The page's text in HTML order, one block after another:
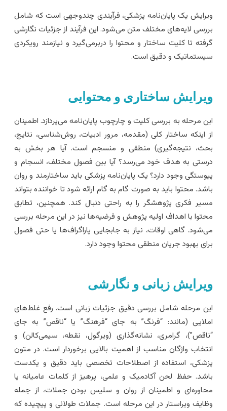
یک پایان‌نامه پزشکی، فرآیندی چندوجهی است که شامل
لایه‌های مختلف متن می‌شود. این فرآیند از جزئیات نگارشی
تا کلیت ساختار و محتوا را دربرمی‌گیرد و نیازمند رویکردی
و دقیق است.
ساختاری و محتوایی
مرحله به بررسی کلیت و چارچوب پایان‌نامه می‌پردازد. اطمینان
اینکه ساختار کلی (مقدمه، مرور ادبیات، روش‌شناسی، نتایج،
نتیجه‌گیری) منطقی و منسجم است. آیا هر بخش به
به هدف خود می‌رسد؟ آیا بین فصول مختلف، انسجام و
وجود دارد؟ یک پایان‌نامه پزشکی باید ساختارمند و روان
محتوا باید به صورت گام به گام ارائه شود تا خواننده بتواند
فکری پژوهشگر را به راحتی دنبال کند. همچنین، تطابق
با اهداف اولیه پژوهش و فرضیه‌ها نیز در این مرحله بررسی
گاهی اوقات، نیاز به جابجایی پاراگراف‌ها یا حتی فصول
بهبود جریان منطقی محتوا وجود دارد.
زبانی و نگارشی
مرحله شامل بررسی دقیق جزئیات زبانی است. رفع غلط‌های
(مانند: “فرنگ” به جای “فرهنگ” یا “ناقص” به جای
گرامری، نشانه‌گذاری (ویرگول، نقطه، سیمی‌کالن) و
واژگان مناسب از اهمیت بالایی برخوردار است. در متون
استفاده از اصطلاحات تخصصی باید دقیق و یکدست
حفظ لحن آکادمیک و علمی، پرهیز از کلمات عامیانه یا
و اطمینان از روان و سلیس بودن جملات، از جمله
ویراستار در این مرحله است. جملات طولانی و پیچیده که